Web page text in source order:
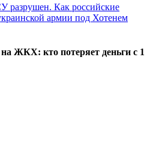
Как российские
армии под Хотенем
ЖКХ: кто потеряет деньги с 1